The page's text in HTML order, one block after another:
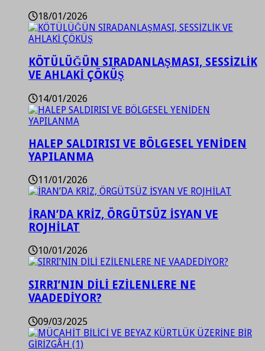
18/01/2026
KÖTÜLÜĞÜN SIRADANLAŞMASI, SESSİZLİK
VE AHLAKİ ÇÖKÜŞ
14/01/2026
HALEP SALDIRISI VE BÖLGESEL YENİDEN
YAPILANMA
11/01/2026
İRAN’DA KRİZ, ÖRGÜTSÜZ İSYAN VE
ROJHİLAT
10/01/2026
SIRRI’NIN DİLİ EZİLENLERE NE
VAADEDİYOR?
09/03/2025